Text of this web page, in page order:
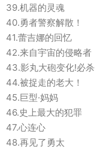
39.机器的灵魂
40.勇者警察解散！
41.蕾吉娜的回忆
42.来自宇宙的侵略者
43.影丸大砲变化!必
44.被捉走的老大！
45.巨型·妈妈
46.史上最大的犯罪
47.心连心
48.再见了勇太